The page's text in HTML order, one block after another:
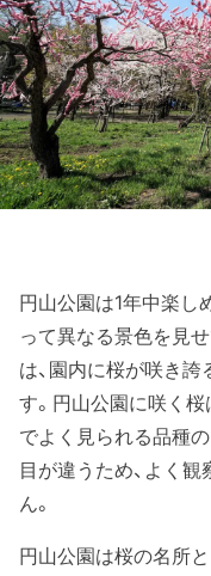
円山公園は1年中楽し
って異なる景色を見
は、園内に桜が咲き
す。円山公園に咲く桜
でよく見られる品種
目が違うため、よく
ん。
円山公園は桜の名所